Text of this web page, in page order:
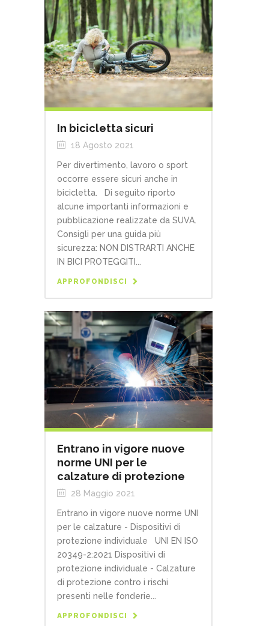
In bicicletta sicuri
18 Agosto 2021
Per divertimento, lavoro o sport
occorre essere sicuri anche in
bicicletta. Di seguito riporto
alcune importanti informazioni e
pubblicazione realizzate da SUVA.
Consigli per una guida più
sicurezza: NON DISTRARTI ANCHE
IN BICI PROTEGGITI...
APPROFONDISCI
Entrano in vigore nuove
norme UNI per le
calzature di protezione
28 Maggio 2021
Entrano in vigore nuove norme UNI
per le calzature - Dispositivi di
protezione individuale UNI EN ISO
20349-2:2021 Dispositivi di
protezione individuale - Calzature
di protezione contro i rischi
presenti nelle fonderie...
APPROFONDISCI